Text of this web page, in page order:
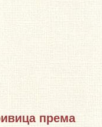
према